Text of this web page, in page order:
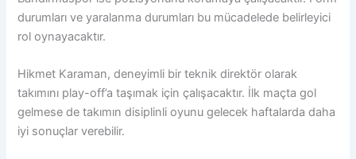
durumları ve yaralanma durumları bu mücadelede belirleyici
rol oynayacaktır.
Hikmet Karaman, deneyimli bir teknik direktör olarak
takımını play-off’a taşımak için çalışacaktır. İlk maçta gol
gelmese de takımın disiplinli oyunu gelecek haftalarda daha
iyi sonuçlar verebilir.